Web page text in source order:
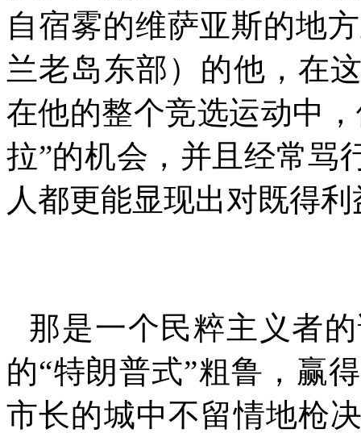
自宿雾的维萨亚斯的地
兰老岛东部）的他，在
在他的整个竞选运动中
拉”的机会，并且经常骂
人都更能显现出对既得
那是一个民粹主义者
的“特朗普式”粗鲁，赢
市长的城中不留情地枪